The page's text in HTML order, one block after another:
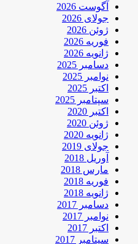
آگوست 2026
جولای 2026
ژوئن 2026
فوریه 2026
ژانویه 2026
دسامبر 2025
نوامبر 2025
اکتبر 2025
سپتامبر 2025
اکتبر 2020
ژوئن 2020
ژانویه 2020
جولای 2019
آوریل 2018
مارس 2018
فوریه 2018
ژانویه 2018
دسامبر 2017
نوامبر 2017
اکتبر 2017
سپتامبر 2017